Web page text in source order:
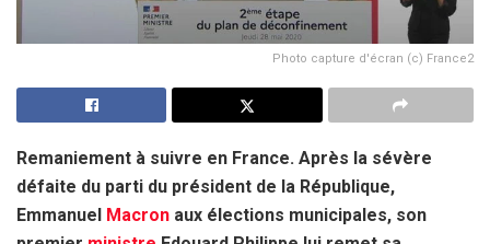
Photo capture d'écran (c) France2
Remaniement à suivre en France. Après la sévère
défaite du parti du président de la République,
Emmanuel
Macron aux élections municipales, son